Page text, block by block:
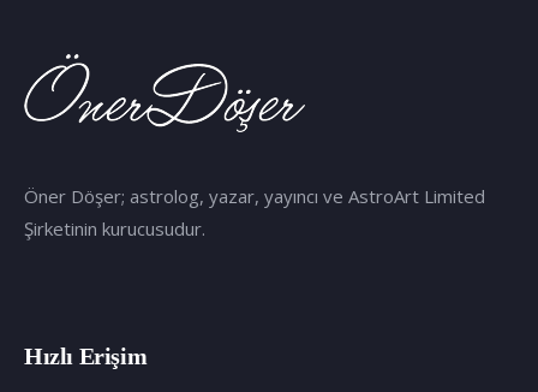
Öner Döşer; astrolog, yazar, yayıncı ve AstroArt Limited
Şirketinin kurucusudur.
Hızlı Erişim